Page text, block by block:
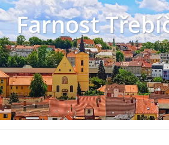
Farnost